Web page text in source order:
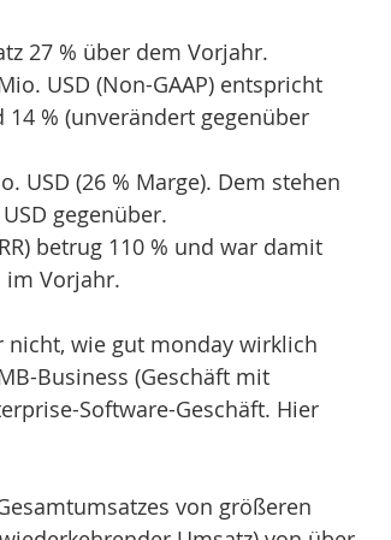
27 % über dem Vorjahr.
USD (Non-GAAP) entspricht
% (unverändert gegenüber
USD (26 % Marge). Dem stehen
gegenüber.
betrug 110 % und war damit
im Vorjahr.
nicht, wie gut monday wirklich
Business (Geschäft mit
Software-Geschäft. Hier
von größeren